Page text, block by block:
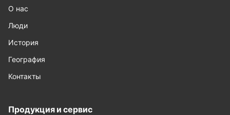
О нас
Люди
История
География
Контакты
Продукция и сервис